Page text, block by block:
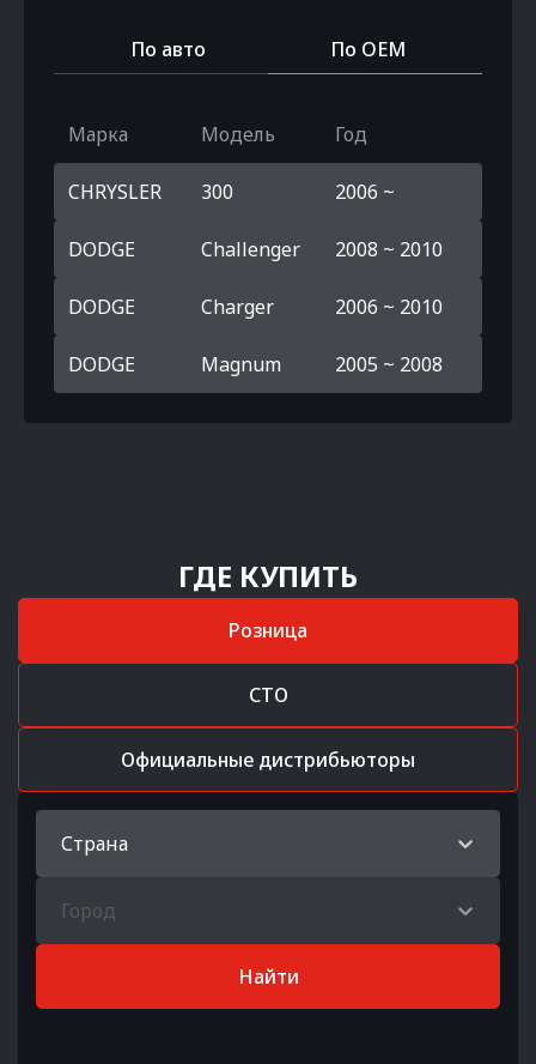
По авто По OEM
Марка Модель Год
CHRYSLER 300 2006 ~
DODGE Challenger 2008 ~ 2010
DODGE Charger 2006 ~ 2010
DODGE Magnum 2005 ~ 2008
ГДЕ КУПИТЬ
Розница
СТО
Официальные дистрибьюторы
Страна
Город
Найти